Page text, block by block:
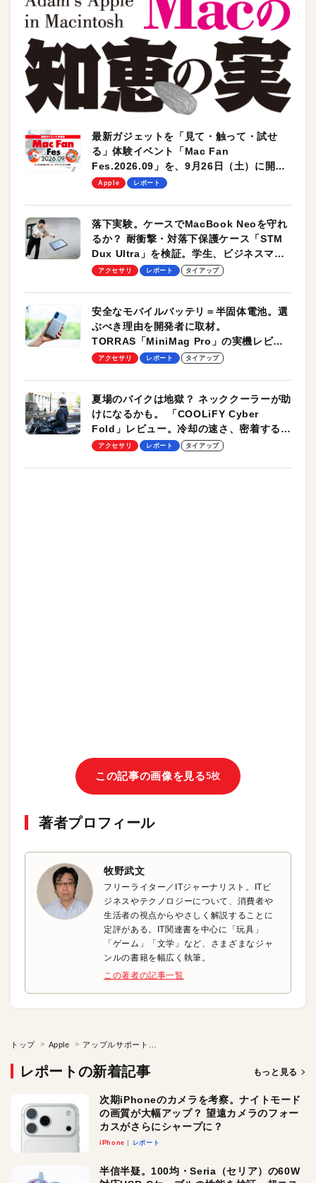
最新ガジェットを「見て・触って・試せ
る」体験イベント「Mac Fan
Fes.2026.09」を、9月26日（土）に開催
します！
Apple レポート
落下実験。ケースでMacBook Neoを守れ
るか？ 耐衝撃・対落下保護ケース「STM
Dux Ultra」を検証。学生、ビジネスマン
のモバイルユースに最適！
アクセサリ レポート タイアップ
安全なモバイルバッテリ＝半固体電池。選
ぶべき理由を開発者に取材。
TORRAS「MiniMag Pro」の実機レビュ
ーも
アクセサリ レポート タイアップ
夏場のバイクは地獄？ ネッククーラーが助
けになるかも。 「COOLiFY Cyber
Fold」レビュー。冷却の速さ、密着する冷
却プレート、シンプルな操作性がグッド！
アクセサリ レポート タイアップ
この記事の画像を見る5枚
著者プロフィール
牧野武文
フリーライター／ITジャーナリスト。ITビ
ジネスやテクノロジーについて、消費者や
生活者の視点からやさしく解説することに
定評がある。IT関連書を中心に「玩具」
「ゲーム」「文学」など、さまざまなジャ
ンルの書籍を幅広く執筆。
この著者の記事一覧
トップ Apple
レポートの新着記事 もっと見る
次期iPhoneのカメラを考察。ナイトモード
の画質が大幅アップ？ 望遠カメラのフォー
カスがさらにシャープに？
iPhone レポート
半信半疑。100均・Seria（セリア）の60W